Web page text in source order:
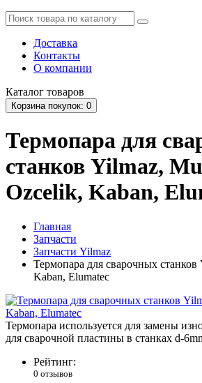
Доставка
Контакты
О компании
Каталог товаров
Корзинапокупок: 0
Термопара для
станков Yilmaz,
Ozcelik, Kaban,
Главная
Запчасти
Запчасти Yilmaz
Термопара для сварочных
Kaban, Elumatec
Термопара используется для замены
для сварочной пластины в станках d-
Рейтинг:
0 отзывов